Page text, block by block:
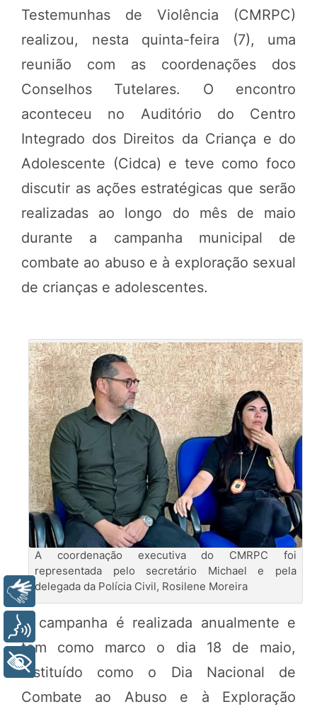
Testemunhas de Violência (CMRPC)
realizou, nesta quinta-feira (7), uma
reunião com as coordenações dos
Conselhos Tutelares. O encontro
aconteceu no Auditório do Centro
Integrado dos Direitos da Criança e do
Adolescente (Cidca) e teve como foco
discutir as ações estratégicas que serão
realizadas ao longo do mês de maio
durante a campanha municipal de
combate ao abuso e à exploração sexual
de crianças e adolescentes.
A coordenação executiva do CMRPC foi
representada pelo secretário Michael e pela
delegada da Polícia Civil, Rosilene Moreira
A campanha é realizada anualmente e
tem como marco o dia 18 de maio,
instituído como o Dia Nacional de
Combate ao Abuso e à Exploração
Libras
Voz